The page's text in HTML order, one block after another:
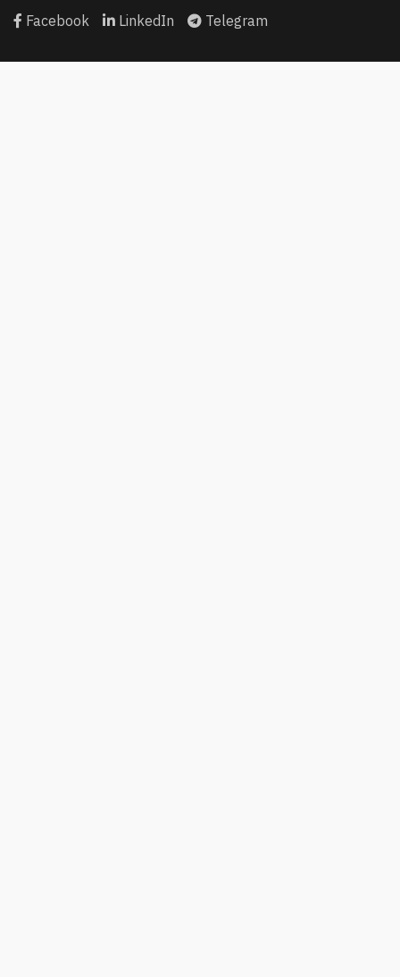
Facebook LinkedIn Telegram